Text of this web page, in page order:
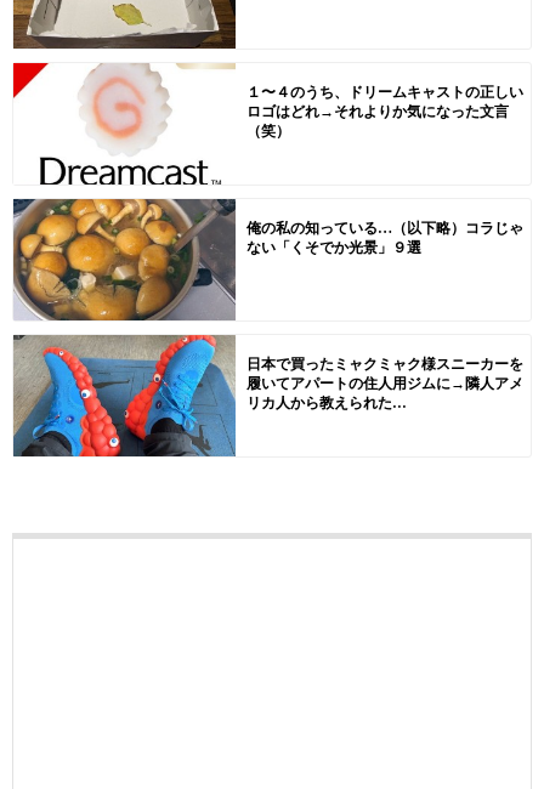
１〜４のうち、ドリームキャストの正しい
ロゴはどれ→それよりか気になった文言
（笑）
俺の私の知っている…（以下略）コラじゃ
ない「くそでか光景」９選
日本で買ったミャクミャク様スニーカーを
履いてアパートの住人用ジムに→隣人アメ
リカ人から教えられた...